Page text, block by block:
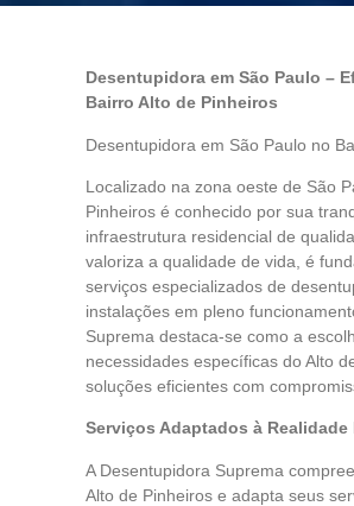
Desentupidora em São Paulo –
Bairro Alto de Pinheiros
Desentupidora em São Paulo no
Localizado na zona oeste de São
Pinheiros é conhecido por sua
infraestrutura residencial de
valoriza a qualidade de vida, é
serviços especializados de
instalações em pleno
Suprema destaca-se como a
necessidades específicas do Alto
soluções eficientes com
Serviços Adaptados à Realidade
A Desentupidora Suprema
Alto de Pinheiros e adapta seus